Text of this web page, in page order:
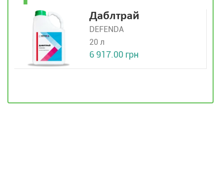
Даблтрай
DEFENDA
20 л
6 917.00 грн